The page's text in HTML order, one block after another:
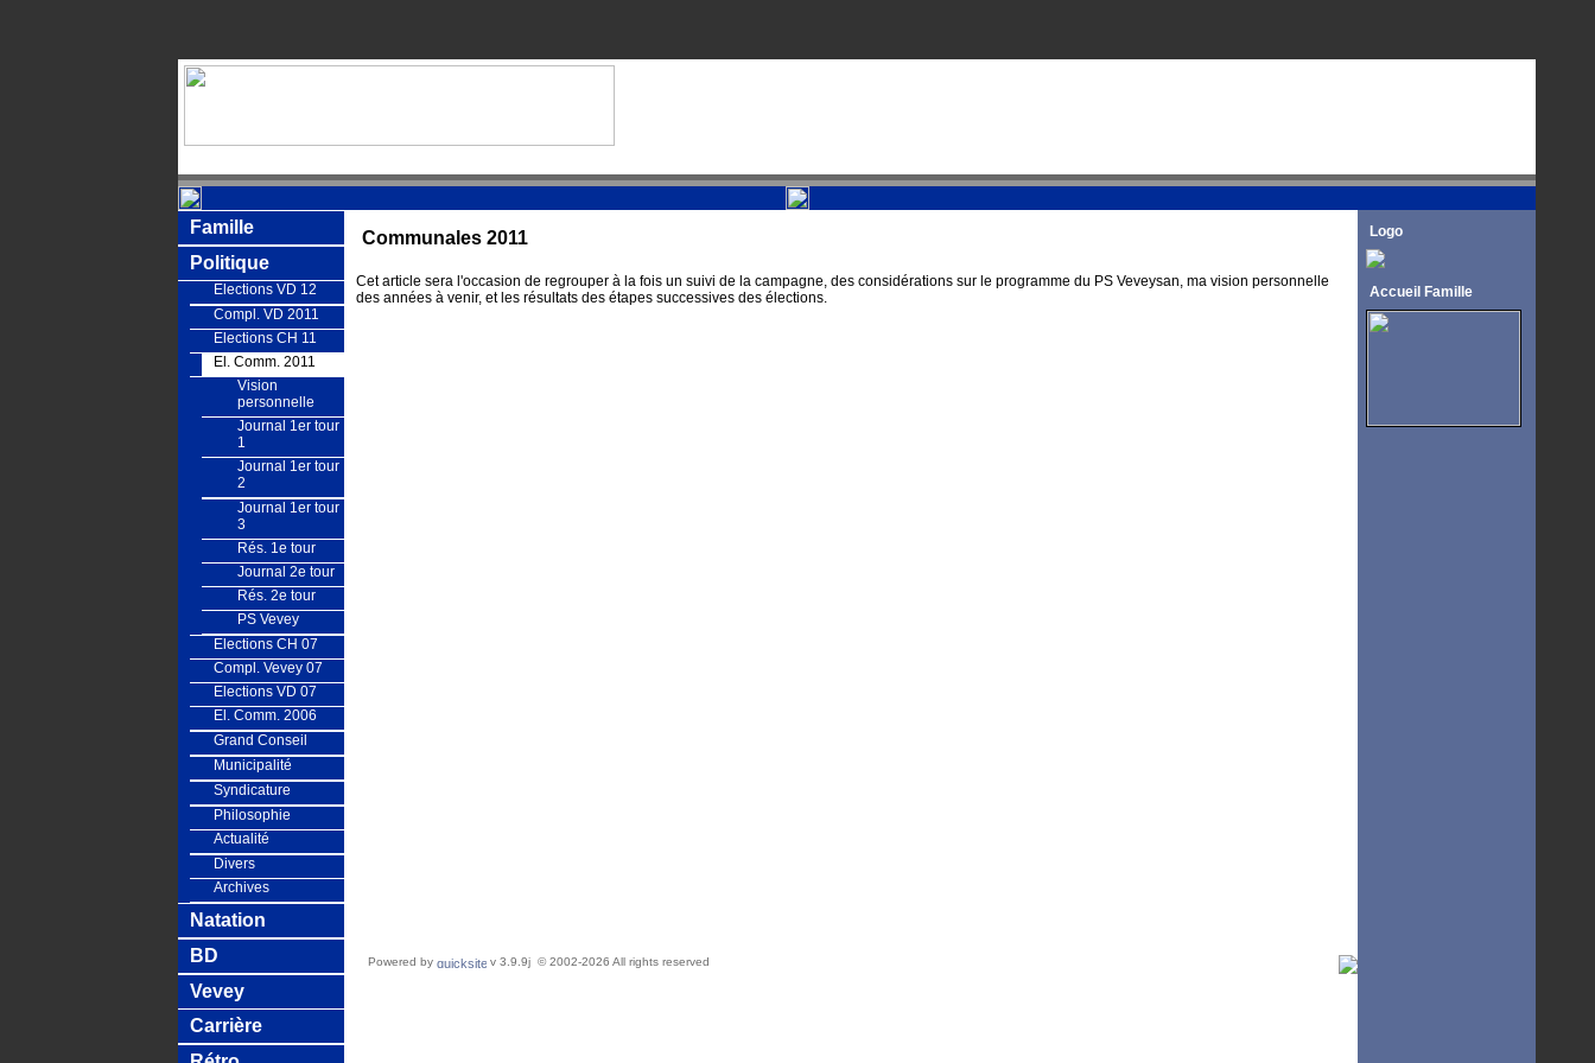
Famille
Politique
Elections VD 12
Compl. VD 2011
Elections CH 11
El. Comm. 2011
Vision
personnelle
Journal 1er tour
1
Journal 1er tour
2
Journal 1er tour
3
Rés. 1e tour
Journal 2e tour
Rés. 2e tour
PS Vevey
Elections CH 07
Compl. Vevey 07
Elections VD 07
El. Comm. 2006
Grand Conseil
Municipalité
Syndicature
Philosophie
Actualité
Divers
Archives
Natation
BD
Vevey
Carrière
Communales 2011
Cet article sera l'occasion de regrouper à la fois un suivi de la campagne, des considérations sur le programme du PS Veveysan, ma vision personnelle
des années à venir, et les résultats des étapes successives des élections.
Powered by v 3.9.9j © 2002-2026 All rights reserved
Logo
Accueil Famille